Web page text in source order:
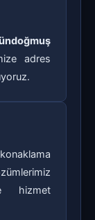
adres
hizmet